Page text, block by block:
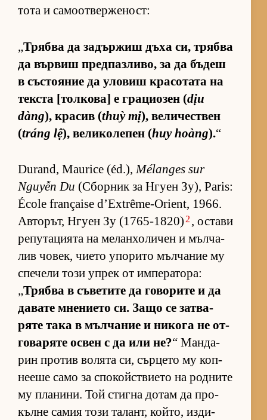
тота и са­мо­от­вер­же­ност:
„Трябва да за­дър­жиш дъха си, трябва
да вър­виш пред­паз­ли­во, за да бъ­деш
в със­то­я­ние да уло­виш кра­со­тата на
тек­ста [тол­ко­ва] е гра­ци­о­зен (dịu
dàng), кра­сив (thuỳ mị), ве­ли­чес­т­вен
(tráng lệ), ве­ли­ко­ле­пен (huy hoàng).“
Durand, Maurice (éd.),Mélanges sur
Nguyễn Du (Сбор­ник за Нгуен Зу), Paris:
École française d’Extrême-Orient, 1966.
Ав­то­рът, Нгуен Зу (1765-1820) 2 , ос­тави
ре­пу­та­ци­ята на ме­лан­хо­ли­чен и мъл­ча­
лив чо­век, чи­ето упо­рито мъл­ча­ние му
спе­чели този уп­рек от им­пе­ра­то­ра:
„Трябва в съ­ве­тите да го­во­рите и да
да­вате мне­ни­ето си. Защо се зат­ва­
ряте така в мъл­ча­ние и ни­кога не от­
го­ва­ряте ос­вен с да или не?“ Ман­да­
рин про­тив во­лята си, сър­цето му коп­
не­еше само за спо­койс­т­ви­ето на род­ните
му пла­ни­ни. Той стигна до­там да про­
кълне са­мия този та­лант, кой­то, из­ди­